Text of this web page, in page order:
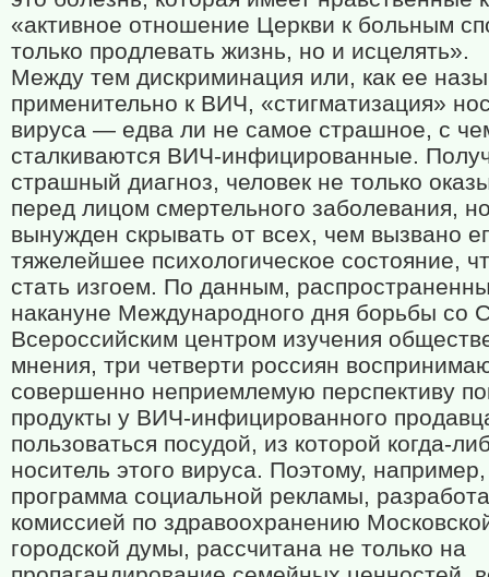
«активное отношение Церкви к больным
только продлевать жизнь, но и исцелять».
Между тем дискриминация или, как ее
применительно к ВИЧ, «стигматизация»
вируса — едва ли не самое страшное, с
сталкиваются ВИЧ-инфицированные.
страшный диагноз, человек не только
перед лицом смертельного заболевания,
вынужден скрывать от всех, чем вызвано
тяжелейшее психологическое состояние,
стать изгоем. По данным,
накануне Международного дня борьбы со
Всероссийским центром изучения
мнения, три четверти россиян
совершенно неприемлемую перспективу
продукты у ВИЧ-инфицированного
пользоваться посудой, из которой когда-
носитель этого вируса. Поэтому, например,
программа социальной рекламы,
комиссией по здравоохранению
городской думы, рассчитана не только на